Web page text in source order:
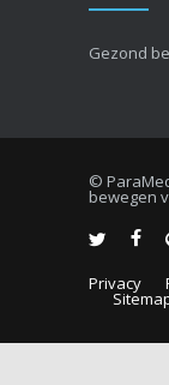
Gezond
©
bewegen
Privacy